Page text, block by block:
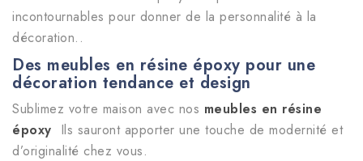
incontournables pour donner de la personnalité à la
décoration..
Des meubles en résine époxy pour une
décoration tendance et design
Sublimez votre maison avec nos meubles en résine
époxy Ils sauront apporter une touche de modernité et
d’originalité chez vous.